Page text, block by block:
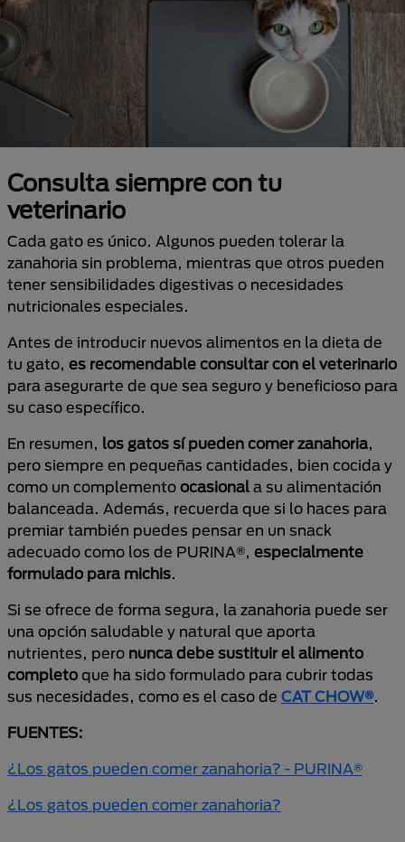
Consulta siempre con tu
veterinario
Cada gato es único. Algunos pueden tolerar la
zanahoria sin problema, mientras que otros pueden
tener sensibilidades digestivas o necesidades
nutricionales especiales.
Antes de introducir nuevos alimentos en la dieta de
tu gato, es recomendable consultar con el veterinario
para asegurarte de que sea seguro y beneficioso para
su caso específico.
En resumen, los gatos sí pueden comer zanahoria
pero siempre en pequeñas cantidades, bien cocida y
como un complemento ocasional a su alimentación
balanceada. Además, recuerda que si lo haces para
premiar también puedes pensar en un snack
adecuado como los de PURINA®, especialmente
formulado para michis
Si se ofrece de forma segura, la zanahoria puede ser
una opción saludable y natural que aporta
nutrientes, pero nunca debe sustituir el alimento
completo que ha sido formulado para cubrir todas
sus necesidades, como es el caso de CAT CHOW®
FUENTES:
¿Los gatos pueden comer zanahoria? - PURINA®
¿Los gatos pueden comer zanahoria?